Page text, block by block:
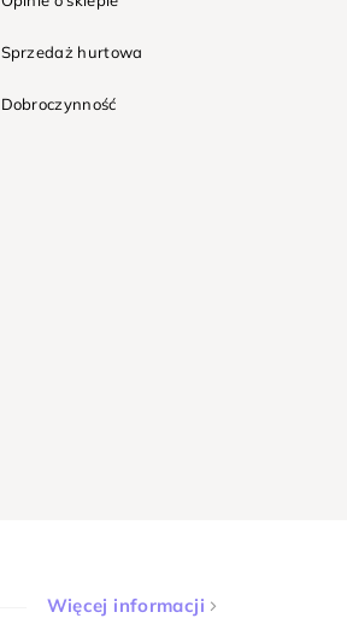
Sprzedaż hurtowa
Dobroczynność
Więcej informacji